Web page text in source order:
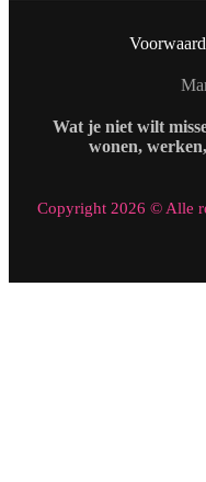
Wat je niet wilt
wonen,
Copyright 2026 © Alle